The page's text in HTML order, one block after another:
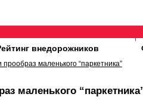
внедорожников
маленького “паркетника”
маленького